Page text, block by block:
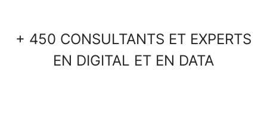
+ 450 CONSULTANTS ET EXPERTS
EN DIGITAL ET EN DATA